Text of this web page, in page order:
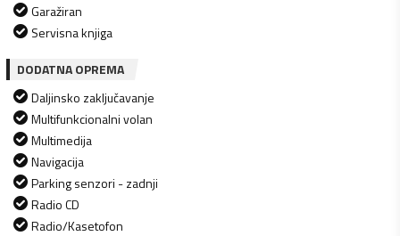
Garažiran
Servisna knjiga
DODATNA OPREMA
Daljinsko zaključavanje
Multifunkcionalni volan
Multimedija
Navigacija
Parking senzori - zadnji
Radio CD
Radio/Kasetofon